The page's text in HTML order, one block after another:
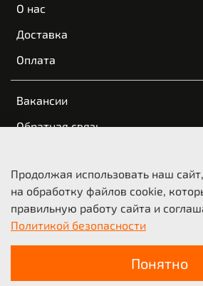
О нас
Доставка
Оплата
Вакансии
Обратная связь
Оферта и политика
© 2021-2026 KTM Казань | КТМ
ООО «Мото-Трейд», ИНН 5404210718
Продолжая использовать наш
на обработку файлов cookie,
правильную работу сайта и
Политикой безопасности
Понятно